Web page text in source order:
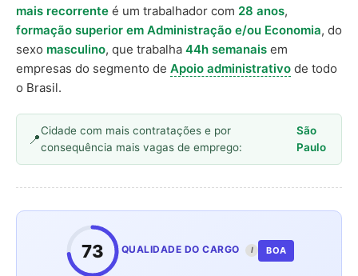
mais recorrente é um trabalhador com 28 anos,
formação superior em Administração e/ou Economia, do
sexo masculino, que trabalha 44h semanais em
empresas do segmento de Apoio administrativo de todo
o Brasil.
Cidade com mais contratações e por
consequência mais vagas de emprego:
São
Paulo
73 QUALIDADE DO CARGO I BOA